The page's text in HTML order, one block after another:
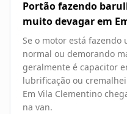
Portão fazendo
muito devagar em
Se o motor está
normal ou demorando
geralmente é capacitor
lubrificação ou
Em Vila Clementino
na van.